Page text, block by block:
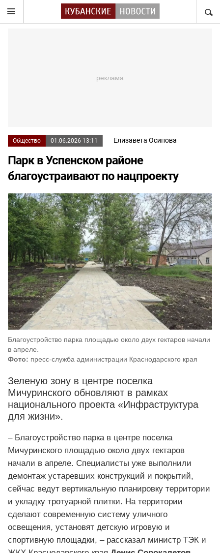
Общество 01.06.2026 13:11 Елизавета Осипова
Парк в Успенском районе
благоустраивают по нацпроекту
Благоустройство парка площадью около двух гектаров начали
в апреле.
Фото: пресс-служба администрации Краснодарского края
Зеленую зону в центре поселка
Мичуринского обновляют в рамках
национального проекта «Инфраструктура
для жизни».
– Благоустройство парка в центре поселка
Мичуринского площадью около двух гектаров
начали в апреле. Специалисты уже выполнили
демонтаж устаревших конструкций и покрытий,
сейчас ведут вертикальную планировку территории
и укладку тротуарной плитки. На территории
сделают современную систему уличного
освещения, установят детскую игровую и
спортивную площадки, – рассказал министр ТЭК и